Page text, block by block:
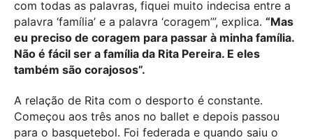
com todas as palavras, fiquei muito indecisa entre a
palavra ‘família’ e a palavra ‘coragem’”, explica. “Mas
eu preciso de coragem para passar à minha família.
Não é fácil ser a família da Rita Pereira. E eles
também são corajosos”.
A relação de Rita com o desporto é constante.
Começou aos três anos no ballet e depois passou
para o basquetebol. Foi federada e quando saiu o